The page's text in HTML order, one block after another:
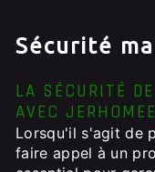
Sécurité
LA SÉCURITÉ
AVEC
Lorsqu'il s'agit de
faire appel à un